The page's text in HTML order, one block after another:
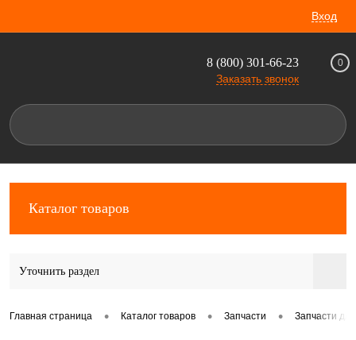
Вход
8 (800) 301-66-23
Заказать звонок
0
Каталог товаров
Уточнить раздел
Главная страница • Каталог товаров • Запчасти • Запчасти